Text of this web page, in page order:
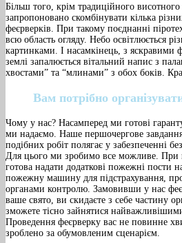
Більш того, крім традиційного
запропоновано скомбінувати кілька
феєрверків. При такому поєднанні
всю область огляду. Небо освітлюється
картинками. І насамкінець, з яскравими
землі запалюється вітальний напис з
хвостами” та “млинами” з обох боків.
Вам потрібно
Чому у нас? Насамперед ми готові
ми надаємо. Наше першочергове
подібних робіт полягає у забезпеченні
Для цього ми зробимо все можливе. При
готова надати додаткові пожежні пости
пожежну машину для підстрахування,
органами контролю. Замовивши у нас
ваше свято, ви скидаєте з себе частину
зможете тісно зайнятися
Проведення феєрверку вас не повинне
зроблено за обумовленим сценарієм.